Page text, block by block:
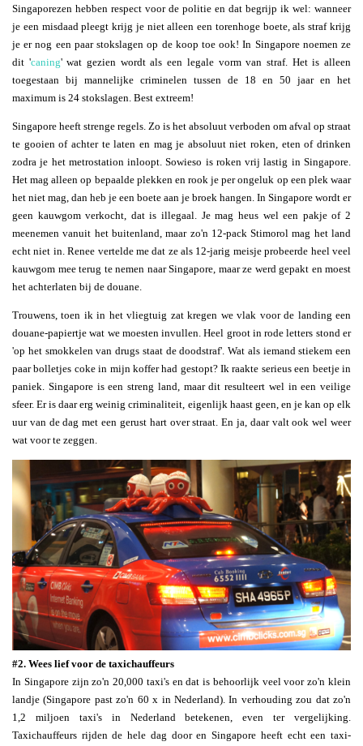
Singaporezen hebben respect voor de politie en dat begrijp ik wel: wanneer
je een misdaad pleegt krijg je niet alleen een torenhoge boete, als straf krijg
je er nog een paar stokslagen op de koop toe ook! In Singapore noemen ze
dit 'caning' wat gezien wordt als een legale vorm van straf. Het is alleen
toegestaan bij mannelijke criminelen tussen de 18 en 50 jaar en het
maximum is 24 stokslagen. Best extreem!
Singapore heeft strenge regels. Zo is het absoluut verboden om afval op straat
te gooien of achter te laten en mag je absoluut niet roken, eten of drinken
zodra je het metrostation inloopt. Sowieso is roken vrij lastig in Singapore.
Het mag alleen op bepaalde plekken en rook je per ongeluk op een plek waar
het niet mag, dan heb je een boete aan je broek hangen. In Singapore wordt er
geen kauwgom verkocht, dat is illegaal. Je mag heus wel een pakje of 2
meenemen vanuit het buitenland, maar zo'n 12-pack Stimorol mag het land
echt niet in. Renee vertelde me dat ze als 12-jarig meisje probeerde heel veel
kauwgom mee terug te nemen naar Singapore, maar ze werd gepakt en moest
het achterlaten bij de douane.
Trouwens, toen ik in het vliegtuig zat kregen we vlak voor de landing een
douane-papiertje wat we moesten invullen. Heel groot in rode letters stond er
'op het smokkelen van drugs staat de doodstraf'. Wat als iemand stiekem een
paar bolletjes coke in mijn koffer had gestopt? Ik raakte serieus een beetje in
paniek. Singapore is een streng land, maar dit resulteert wel in een veilige
sfeer. Er is daar erg weinig criminaliteit, eigenlijk haast geen, en je kan op elk
uur van de dag met een gerust hart over straat. En ja, daar valt ook wel weer
wat voor te zeggen.
#2. Wees lief voor de taxichauffeurs
In Singapore zijn zo'n 20,000 taxi's en dat is behoorlijk veel voor zo'n klein
landje (Singapore past zo'n 60 x in Nederland). In verhouding zou dat zo'n
1,2 miljoen taxi's in Nederland betekenen, even ter vergelijking.
Taxichauffeurs rijden de hele dag door en Singapore heeft echt een taxi-